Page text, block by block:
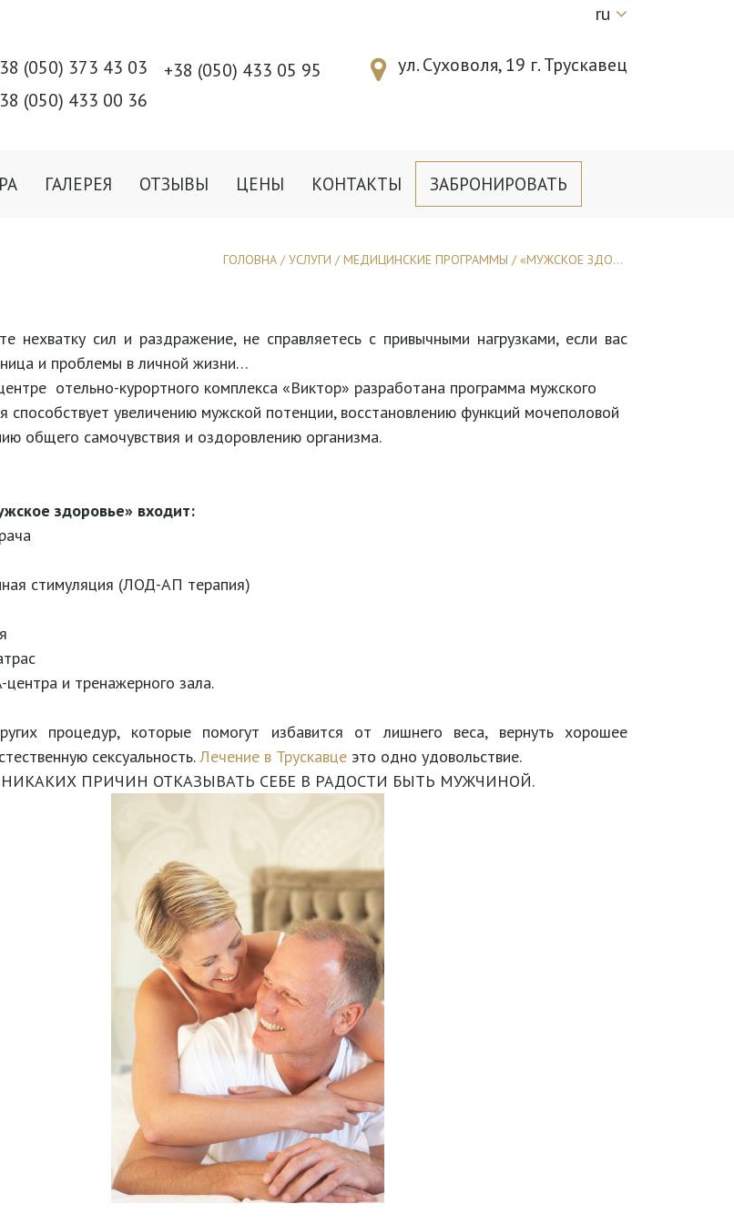
ru
(050) 373 43 03
(050) 433 00 36
+38 (050) 433 05 95 ул. Суховоля, 19 г. Трускавец
ГАЛЕРЕЯ ОТЗЫВЫ ЦЕНЫ КОНТАКТЫ ЗАБРОНИРОВАТЬ
ГОЛОВНА /УСЛУГИ /МЕДИЦИНСКИЕ ПРОГРАММЫ /«МУЖСКОЕ ЗДОРОВЬЕ»
нехватку сил и раздражение, не справляетесь с привычными нагрузками, если вас
и проблемы в личной жизни…
отельно-курортного комплекса «Виктор» разработана программа мужского
способствует увеличению мужской потенции, восстановлению функций мочеполовой
общего самочувствия и оздоровлению организма.
здоровье» входит:
стимуляция (ЛОД-АП терапия)
и тренажерного зала.
процедур, которые помогут избавится от лишнего веса, вернуть хорошее
сексуальность.Лечение в Трускавце это одно удовольствие.
ПРИЧИН ОТКАЗЫВАТЬ СЕБЕ В РАДОСТИ БЫТЬ МУЖЧИНОЙ.